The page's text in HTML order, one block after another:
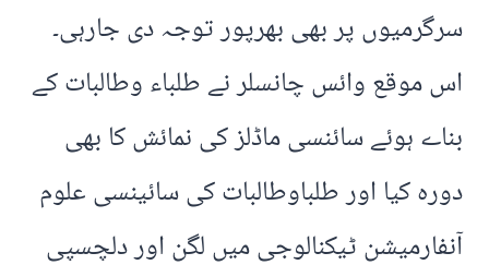
سرگرمیوں پر بھی بھرپور توجہ دی جارہی۔
اس موقع وائس چانسلر نے طلباء وطالبات کے
بناے ہوئے سائنسی ماڈلز کی نمائش کا بھی
دورہ کیا اور طلباوطالبات کی سائینسی علوم
آنفارمیشن ٹیکنالوجی میں لگن اور دلچسپی